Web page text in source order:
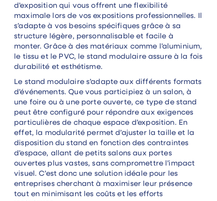
d’exposition qui vous offrent une flexibilité
maximale lors de vos expositions professionnelles. Il
s’adapte à vos besoins spécifiques grâce à sa
structure légère, personnalisable et facile à
monter. Grâce à des matériaux comme l’aluminium,
le tissu et le PVC, le stand modulaire assure à la fois
durabilité et esthétisme.
Le stand modulaire s’adapte aux différents formats
d’événements. Que vous participiez à un salon, à
une foire ou à une porte ouverte, ce type de stand
peut être configuré pour répondre aux exigences
particulières de chaque espace d’exposition. En
effet, la modularité permet d’ajuster la taille et la
disposition du stand en fonction des contraintes
d’espace, allant de petits salons aux portes
ouvertes plus vastes, sans compromettre l’impact
visuel. C’est donc une solution idéale pour les
entreprises cherchant à maximiser leur présence
tout en minimisant les coûts et les efforts